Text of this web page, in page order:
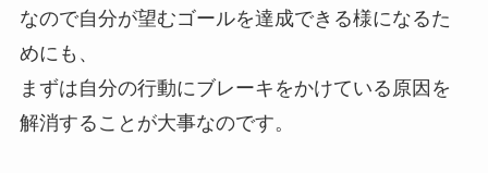
なので自分が望むゴールを達成できる様になるた
めにも、
まずは自分の行動にブレーキをかけている原因を
解消することが大事なのです。